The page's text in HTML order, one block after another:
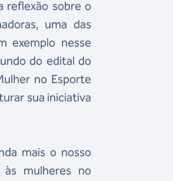
reflexão sobre o
uma das
exemplo nesse
do edital do
no Esporte
sua iniciativa
mais o nosso
às mulheres no